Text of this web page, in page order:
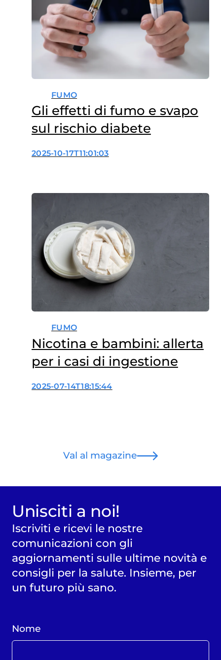
FUMO
Gli effetti di fumo e svapo
sul rischio diabete
2025-10-17T11:01:03
FUMO
Nicotina e bambini: allerta
per i casi di ingestione
2025-07-14T18:15:44
Val al magazine
Unisciti a noi!
Iscriviti e ricevi le nostre
comunicazioni con gli
aggiornamenti sulle ultime novità e
consigli per la salute. Insieme, per
un futuro più sano.
Nome